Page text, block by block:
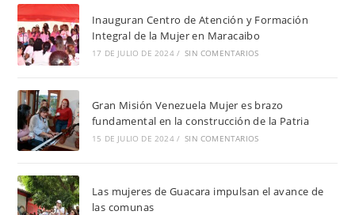
Inauguran Centro de Atención y Formación
Integral de la Mujer en Maracaibo
17 DE JULIO DE 2024 / SIN COMENTARIOS
Gran Misión Venezuela Mujer es brazo
fundamental en la construcción de la Patria
15 DE JULIO DE 2024 / SIN COMENTARIOS
Las mujeres de Guacara impulsan el avance de
las comunas